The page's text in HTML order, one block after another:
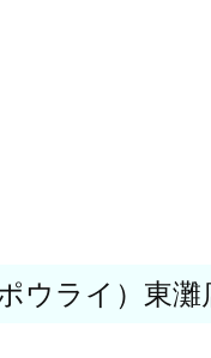
ウライ）東